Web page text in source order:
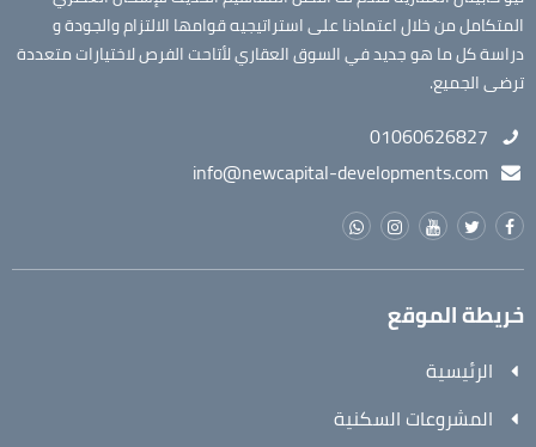
المتكامل من خلال اعتمادنا على استراتيجيه قوامها الالتزام والجودة و
دراسة كل ما هو جديد في السوق العقاري لأتاحت الفرص لاختيارات متعددة
ترضى الجميع.
01060626827
info@newcapital-developments.com
خريطة الموقع
الرئيسية
المشروعات السكنية